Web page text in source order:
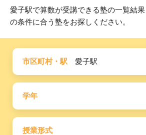
愛子駅で算数が受講できる塾の一覧結
の条件に合う塾をお探しください。
市区町村・駅 愛子駅
学年
授業形式